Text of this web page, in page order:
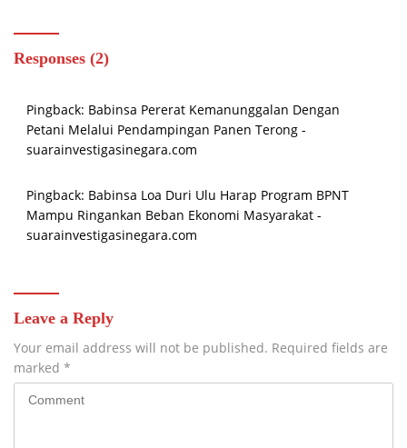
Responses (2)
Pingback: Babinsa Pererat Kemanunggalan Dengan
Petani Melalui Pendampingan Panen Terong -
suarainvestigasinegara.com
Pingback: Babinsa Loa Duri Ulu Harap Program BPNT
Mampu Ringankan Beban Ekonomi Masyarakat -
suarainvestigasinegara.com
Leave a Reply
Your email address will not be published. Required fields are
marked *